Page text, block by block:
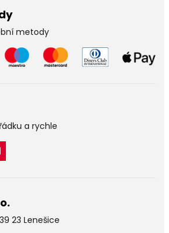
metody
a rychle
23 Lenešice